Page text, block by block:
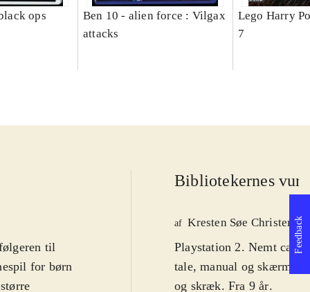
ops
Ben 10 - alien force : Vilgax
attacks
Lego Harry
7
til
for børn
Bibliotekernes
af Kresten Søe
Playstation 2. Nemt
tale, manual og
og skræk. Fra 9 år.
Feedback